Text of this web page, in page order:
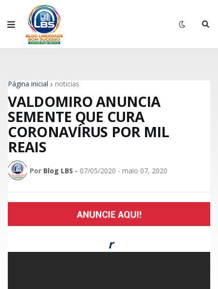
Página inicial noticias
VALDOMIRO ANUNCIA
SEMENTE QUE CURA
CORONAVÍRUS POR MIL
REAIS
Por Blog LBS - 07/05/2020 - maio 07, 2020
r